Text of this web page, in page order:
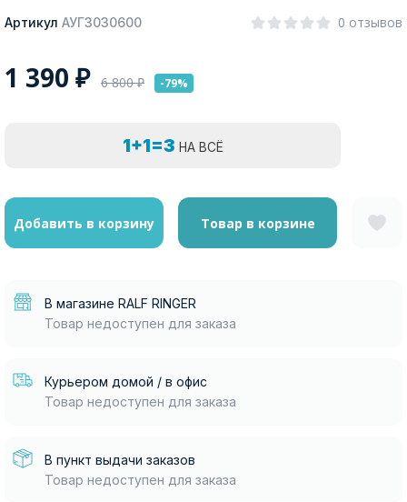
Артикул АУГЗ030600 0 отзывов
1 390 ₽ 6 800₽ -79%
1+1=3 НА ВСЁ
Добавить в корзину Товар в корзине
В магазине RALF RINGER
Товар недоступен для заказа
Курьером домой / в офис
Товар недоступен для заказа
В пункт выдачи заказов
Товар недоступен для заказа